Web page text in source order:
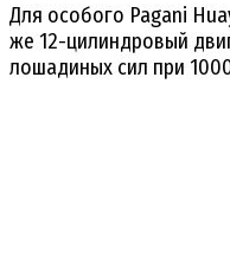
Для особого Pagani
же 12-цилиндровый
лошадиных сил при